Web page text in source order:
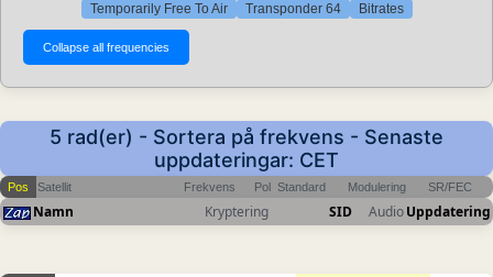
Temporarily Free To Air
Transponder 64 Bitrates
5 rad(er) - Sortera på frekvens - Senaste
uppdateringar: CET
Pos Satellit Frekvens Pol Standard Modulering SR/FEC
Namn Kryptering SID AudioUppdatering